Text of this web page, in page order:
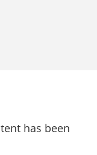
has been